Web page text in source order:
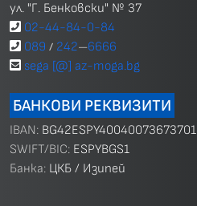
ул. "Г. Бенковски" № 37
02-44-84-0-84
089 / 242—6666
sega [@] az-moga.bg
БАНКОВИ РЕКВИЗИТИ
IBAN: BG42ESPY40040073673701
SWIFT/BIC: ESPYBGS1
Банка: ЦКБ / Изипей